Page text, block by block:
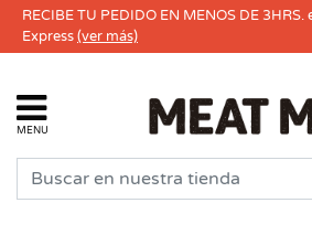
RECIBE TU PEDIDO EN MENOS DE
Express(ver más)
MENU